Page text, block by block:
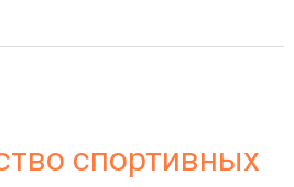
спортивных